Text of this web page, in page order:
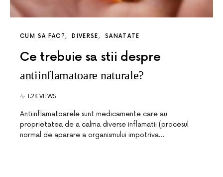
CUM SA FAC? DIVERSE SANATATE
Ce trebuie sa stii despre
antiinflamatoare naturale?
1.2K VIEWS
Antiinflamatoarele sunt medicamente care au
proprietatea de a calma diverse inflamatii (procesul
normal de aparare a organismului impotriva…